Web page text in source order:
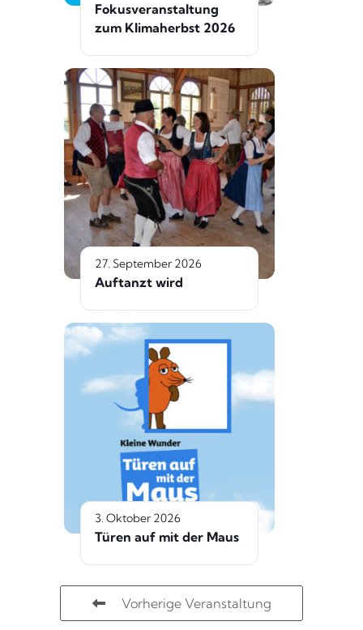
Fokusveranstaltung
zum Klimaherbst 2026
27. September 2026
Auftanzt wird
3. Oktober 2026
Türen auf mit der Maus
Vorherige Veranstaltung